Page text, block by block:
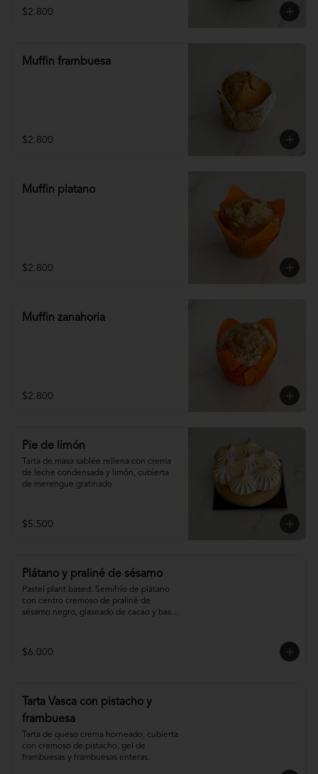
$2.800
Muffin frambuesa
$2.800
Muffin platano
$2.800
Muffin zanahoria
$2.800
Pie de limón
Tarta de masa sablée rellena con crema
de leche condensada y limón, cubierta
de merengue gratinado
$5.500
Plátano y praliné de sésamo
Pastel plant based. Semifrío de plátano
con centro cremoso de praliné de
sésamo negro, glaseado de cacao y base
$6.000
Tarta Vasca con pistacho y
frambuesa
Tarta de queso crema horneado, cubierta
con cremoso de pistacho, gel de
frambuesas y frambuesas enteras.